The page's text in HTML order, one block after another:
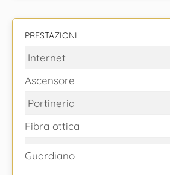
PRESTAZIONI
Internet
Ascensore
Portineria
Fibra ottica
Guardiano